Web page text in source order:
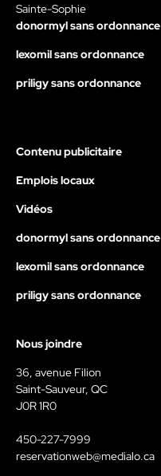
Sainte-Sophie
donormyl sans ordonnance
lexomil sans ordonnance
priligy sans ordonnance
Contenu publicitaire
Emplois locaux
Vidéos
donormyl sans ordonnance
lexomil sans ordonnance
priligy sans ordonnance
Nous joindre
36, avenue Filion
Saint-Sauveur, QC
J0R 1R0
450-227-7999
reservationweb@medialo.ca